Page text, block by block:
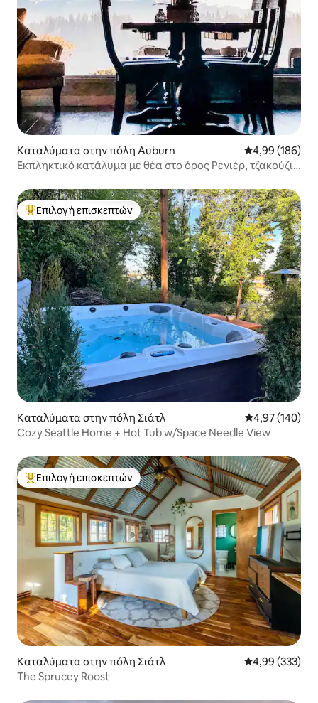
Καταλύματα στην πόλη Auburn Μέση
4,99 (186)
Εκπληκτικό κατάλυμα με θέα στο όρος Ρενιέρ, τζακούζι,
Κορυφαία επιλογή επισκεπτών
Επιλογή επισκεπτών
Καταλύματα στην πόλη Σιάτλ Μέση
4,97 (140)
Cozy Seattle Home + Hot Tub w/Space Needle View
Κορυφαία επιλογή επισκεπτών
Επιλογή επισκεπτών
Καταλύματα στην πόλη Σιάτλ Μέση
4,99 (333)
The Sprucey Roost